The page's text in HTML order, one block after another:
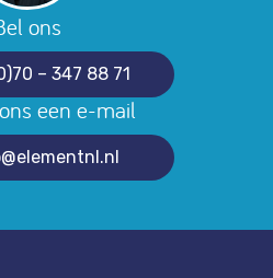
ons
– 347 88 71
een e-mail